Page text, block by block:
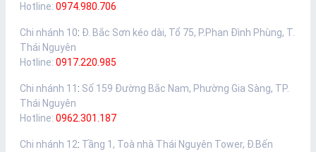
Hotline: 0974.980.706
Chi nhánh 10: Đ. Bắc Sơn kéo dài, Tổ 75, P.Phan Đình Phùng, T.
Thái Nguyên
Hotline: 0917.220.985
Chi nhánh 11 : Số 159 Đường Bắc Nam, Phường Gia Sàng, TP.
Thái Nguyên
Hotline: 0962.301.187
Chi nhánh 12: Tầng 1, Toà nhà Thái Nguyên Tower, Đ.Bến